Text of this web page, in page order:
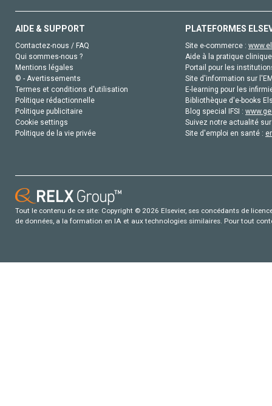
AIDE & SUPPORT
Contactez-nous / FAQ
Qui sommes-nous ?
Mentions légales
© - Avertissements
Termes et conditions d'utilisation
Politique rédactionnelle
Politique publicitaire
Cookie settings
Politique de la vie privée
PLATEFORMES
Site e-commerce :
Aide à la pratique
Portail pour les
Site d'information sur
E-learning pour les
Bibliothèque d'e-books
Blog special IFSI :
Suivez notre actualité
Site d'emploi en santé :
Tout le contenu de ce site: Copyright © 2026 Elsevier, ses concédants de
de données, a la formation en IA et aux technologies similaires. Pour tout